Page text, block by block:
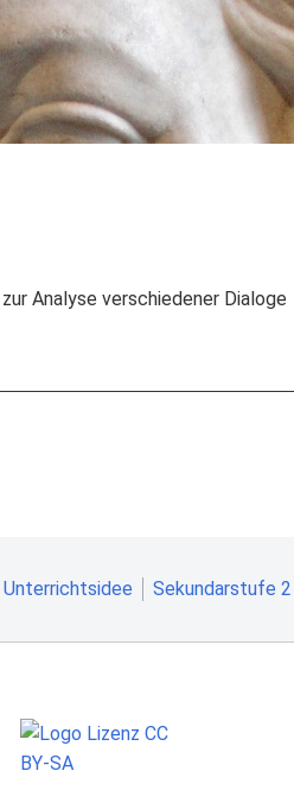
Analyse verschiedener Dialoge
Unterrichtsidee Sekundarstufe 2